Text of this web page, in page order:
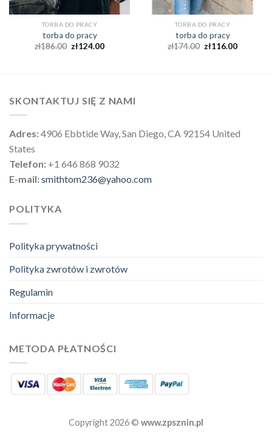
TORBA DO PRACY
torba do pracy
zł186.00 zł124.00
TORBA DO PRACY
torba do pracy
zł174.00 zł116.00
SKONTAKTUJ SIĘ Z NAMI
Adres:4906 Ebbtide Way, San Diego, CA 92154 United
States
Telefon: +1 646 868 9032
E-mail:smithtom236@yahoo.com
POLITYKA
Polityka prywatności
Polityka zwrotów i zwrotów
Regulamin
Informacje
METODA PŁATNOŚCI
Copyright 2026 © www.zpsznin.pl